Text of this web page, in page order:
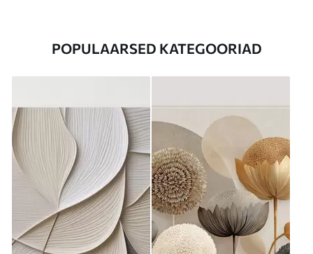
POPULAARSED KATEGOORIAD